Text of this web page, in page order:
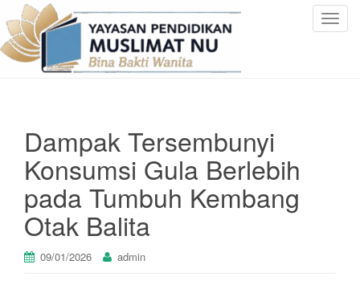
T
Dampak Tersembunyi
Konsumsi Gula Berlebih
pada Tumbuh Kembang
Otak Balita
09/01/2026 admin